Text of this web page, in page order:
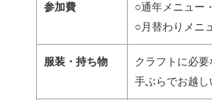
参加費
○通年メニュー
○月替わりメニ
服装・持ち物
クラフトに必
手ぶらでお越し